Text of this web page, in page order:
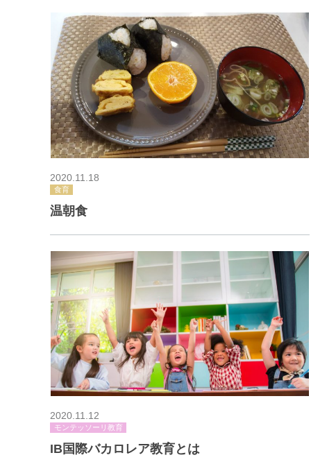
2020.11.18
食育
温朝食
2020.11.12
モンテッソーリ教育
IB国際バカロレア教育とは